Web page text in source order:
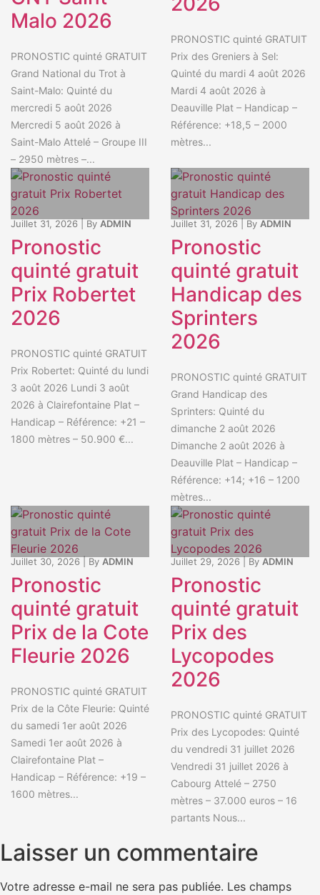
Malo 2026
PRONOSTIC quinté GRATUIT
Grand National du Trot à
Saint-Malo: Quinté du
mercredi 5 août 2026
Mercredi 5 août 2026 à
Saint-Malo Attelé – Groupe III
– 2950 mètres –...
PRONOSTIC quinté GRATUIT
Prix des Greniers à Sel:
Quinté du mardi 4 août 2026
Mardi 4 août 2026 à
Deauville Plat – Handicap –
Référence: +18,5 – 2000
mètres...
Juillet 31, 2026 By ADMIN
Pronostic
quinté gratuit
Prix Robertet
2026
PRONOSTIC quinté GRATUIT
Prix Robertet: Quinté du lundi
3 août 2026 Lundi 3 août
2026 à Clairefontaine Plat –
Handicap – Référence: +21 –
1800 mètres – 50.900 €...
Juillet 31, 2026 By ADMIN
Pronostic
quinté gratuit
Handicap des
Sprinters
2026
PRONOSTIC quinté GRATUIT
Grand Handicap des
Sprinters: Quinté du
dimanche 2 août 2026
Dimanche 2 août 2026 à
Deauville Plat – Handicap –
Référence: +14; +16 – 1200
mètres...
Juillet 30, 2026 By ADMIN
Pronostic
quinté gratuit
Prix de la Cote
Fleurie 2026
PRONOSTIC quinté GRATUIT
Prix de la Côte Fleurie: Quinté
du samedi 1er août 2026
Samedi 1er août 2026 à
Clairefontaine Plat –
Handicap – Référence: +19 –
1600 mètres...
Juillet 29, 2026 By ADMIN
Pronostic
quinté gratuit
Prix des
Lycopodes
2026
PRONOSTIC quinté GRATUIT
Prix des Lycopodes: Quinté
du vendredi 31 juillet 2026
Vendredi 31 juillet 2026 à
Cabourg Attelé – 2750
mètres – 37.000 euros – 16
partants Nous...
Laisser un commentaire
Votre adresse e-mail ne sera pas publiée. Les champs